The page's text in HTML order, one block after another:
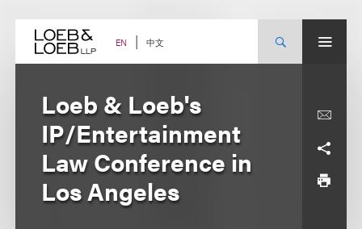
content EN 中文
Loeb & Loeb's
IP/Entertainment
Law Conference in
Los Angeles